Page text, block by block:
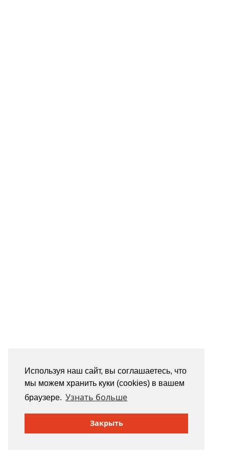
Используя наш сайт, вы соглашаетесь, что
мы можем хранить куки (cookies) в вашем
браузере. Узнать больше
Закрыть